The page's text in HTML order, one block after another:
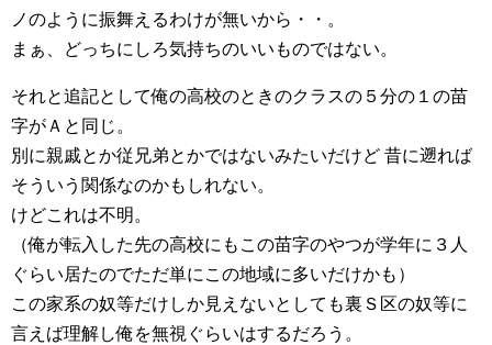
ノのように振舞えるわけが無いから・・。
まぁ、どっちにしろ気持ちのいいものではない。
それと追記として俺の高校のときのクラスの５分の１の苗
字がＡと同じ。
別に親戚とか従兄弟とかではないみたいだけど 昔に遡れば
そういう関係なのかもしれない。
けどこれは不明。
（俺が転入した先の高校にもこの苗字のやつが学年に３人
ぐらい居たのでただ単にこの地域に多いだけかも）
この家系の奴等だけしか見えないとしても裏Ｓ区の奴等に
言えば理解し俺を無視ぐらいはするだろう。